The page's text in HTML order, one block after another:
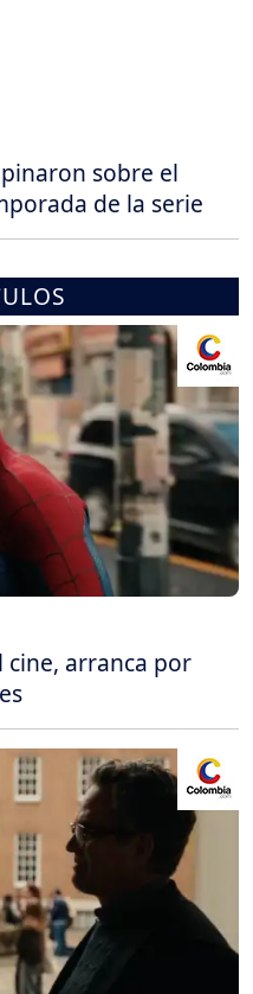
sobre el
de la serie
cine, arranca por